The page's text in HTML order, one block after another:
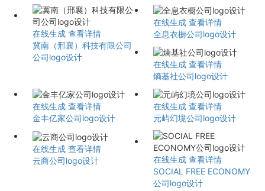
在线生成 查看详情
冀南（邢襄）科技有限公司
公司logo设计
在线生成 查看详情
全息衣橱公司logo设计
在线生成 查看详情
熵基社公司logo设计
在线生成 查看详情
金丰亿家公司logo设计
在线生成 查看详情
元屿幻境公司logo设计
在线生成 查看详情
云商公司logo设计
在线生成 查看详情
SOCIAL FREE ECONOMY
公司logo设计